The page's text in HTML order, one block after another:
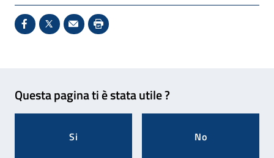
Condividi su Facebook - Sito esterno - Apertura in
X - Sito esterno - Apertura in nuova finestra
Invio Mail: apre il programma di posta
Stampa pagina: scelta meno
Questa pagina ti è stata utile ?
Si No